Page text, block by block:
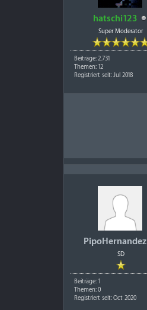
hatschi123
Super Moderator
Beiträge: 2.731
Themen: 12
Registriert seit: Jul 2018
PipoHernandez
SD
Beiträge: 1
Themen: 0
Registriert seit: Oct 2020